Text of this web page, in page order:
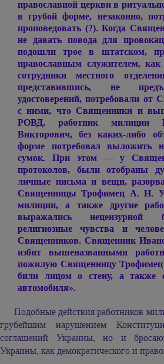
православной церкви в
в грубой форме, незаконно,
проповедовать (?). Когда
не давать повода для
подошли трое в штатском,
православным служителем,
сотрудники местного
представившись, не
удостоверений, потребовали от
с ними, что Священники и
РОВД, работник милиции
Викторович, без каких-либо
форме потребовал выложить
сумок. При этом — у
протоколов, были отобраны
личные письма и вещи,
Священницы Трофимец А. Н.
милиции, а также другие
выражались нецензурной
религиозные чувства и
Священников. Священник
избит вышеназванными
пожилую Священницу
били лицом о стену, а также
автомобиля».
Подобные действия работников
грубейшим нарушением
соглашений Украины, но и
Украины, как демократического и